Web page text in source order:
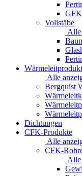
Vollstäbe
Alle
Alle
Bergquist
Dichtungen
CFK-Produkte
Alle
CFK-
Alle